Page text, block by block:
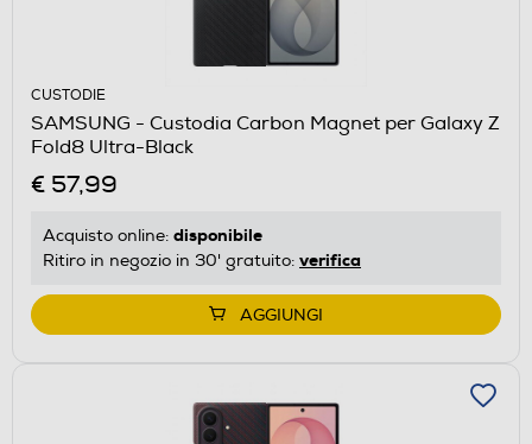
CUSTODIE
SAMSUNG - Custodia Carbon Magnet per Galaxy Z
Fold8 Ultra-Black
€ 57,99
Acquisto online: disponibile
Ritiro in negozio in 30' gratuito: verifica
AGGIUNGI